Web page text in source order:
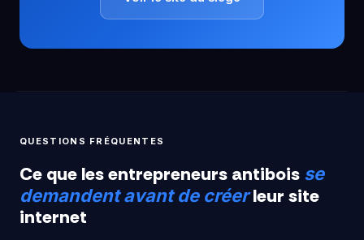
QUESTIONS FRÉQUENTES
Ce que les entrepreneurs antibois se
demandent avant de créerleur site
internet